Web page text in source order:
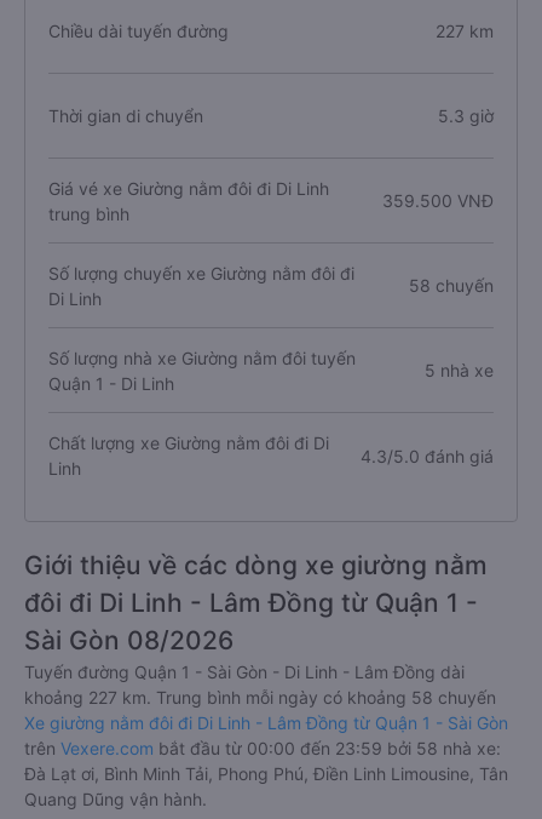
Chiều dài tuyến đường 227 km
Thời gian di chuyển 5.3 giờ
Giá vé xe Giường nằm đôi đi Di Linh
trung bình
359.500 VNĐ
Số lượng chuyến xe Giường nằm đôi đi
Di Linh
58 chuyến
Số lượng nhà xe Giường nằm đôi tuyến
Quận 1 - Di Linh
5 nhà xe
Chất lượng xe Giường nằm đôi đi Di
Linh
4.3/5.0 đánh giá
Giới thiệu về các dòng xe giường nằm
đôi đi Di Linh - Lâm Đồng từ Quận 1 -
Sài Gòn 08/2026
Tuyến đường Quận 1 - Sài Gòn - Di Linh - Lâm Đồng dài
khoảng 227 km. Trung bình mỗi ngày có khoảng 58 chuyến
Xe giường nằm đôi đi Di Linh - Lâm Đồng từ Quận 1 - Sài Gòn
trên Vexere.com bắt đầu từ 00:00 đến 23:59 bởi 58 nhà xe:
Đà Lạt ơi, Bình Minh Tải, Phong Phú, Điền Linh Limousine, Tân
Quang Dũng vận hành.